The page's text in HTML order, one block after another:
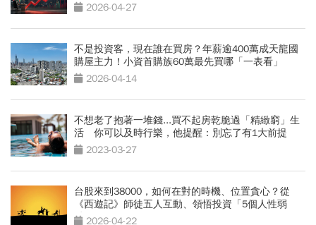
2026-04-27
不是投資客，現在誰在買房？年薪逾400萬成天龍國
購屋主力！小資首購族60萬最先買哪「一表看」
2026-04-14
不想老了抱著一堆錢...買不起房乾脆過「精緻窮」生
活 你可以及時行樂，他提醒：別忘了有1大前提
2023-03-27
台股來到38000，如何在對的時機、位置貪心？從
《西遊記》師徒五人互動、領悟投資「5個人性弱
點」2026-04-22